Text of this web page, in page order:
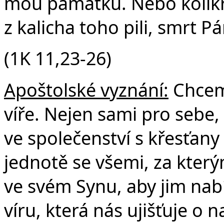
z kalicha toho pili, smrt
(1K 11,23-26)
Apoštolské vyznání:
víře. Nejen sami pro
ve společenství s
jednotě se všemi, za
ve svém Synu, aby jim
víru, která nás ujišťuje o